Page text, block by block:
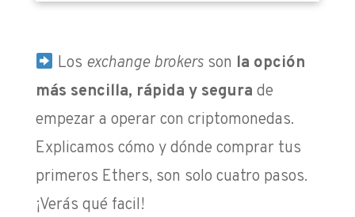
Los exchange brokersson la opción
más sencilla, rápida y segura de
empezar a operar con criptomonedas.
Explicamos cómo y dónde comprar tus
primeros Ethers, son solo cuatro pasos.
¡Verás qué facil!